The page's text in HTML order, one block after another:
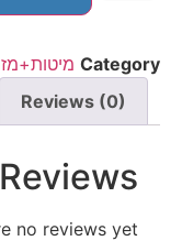
Category
Reviews (0)
Reviews
no reviews yet.